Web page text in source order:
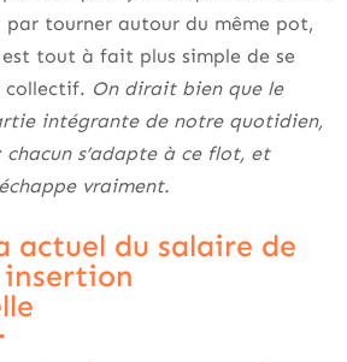
par tourner autour du même pot,
est tout à fait plus simple de se
collectif. On dirait bien que le
intégrante de notre quotidien,
chacun s’adapte à ce flot, et
vraiment.
actuel du salaire de
insertion